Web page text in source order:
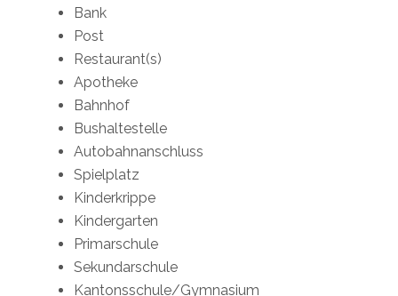
Bank
Post
Restaurant(s)
Apotheke
Bahnhof
Bushaltestelle
Autobahnanschluss
Spielplatz
Kinderkrippe
Kindergarten
Primarschule
Sekundarschule
Kantonsschule/Gymnasium